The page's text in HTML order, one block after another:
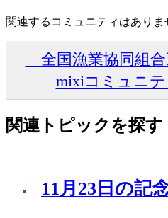
関連するコミュニティはありま
「全国漁業協同組
mixiコミュニ
関連トピックを探す
11月23日の記